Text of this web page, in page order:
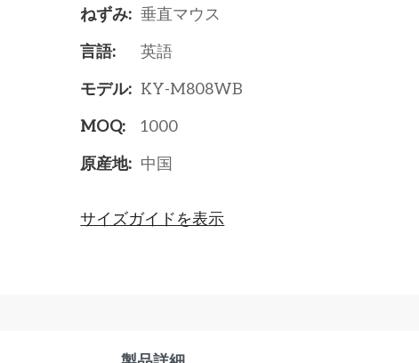
ねずみ: 垂直マウス
言語:
英語
モデル: KY-M808WB
MOQ:
1000
原産地: 中国
サイズガイドを表示